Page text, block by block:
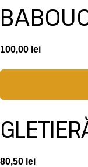
100,00 lei
80,50 lei